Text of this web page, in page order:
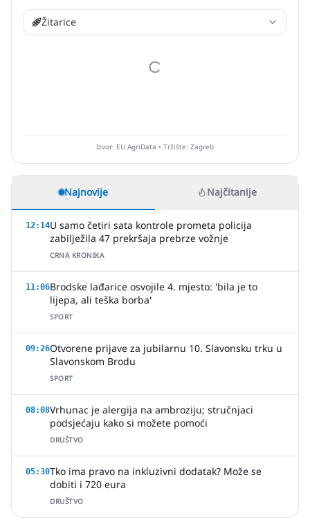
Žitarice
Izvor: EU AgriData • Tržište: Zagreb
Najnovije Najčitanije
12:14U samo četiri sata kontrole prometa policija
zabilježila 47 prekršaja prebrze vožnje
CRNA KRONIKA
11:06Brodske lađarice osvojile 4. mjesto: 'bila je to
lijepa, ali teška borba'
SPORT
09:26Otvorene prijave za jubilarnu 10. Slavonsku trku u
Slavonskom Brodu
SPORT
08:08Vrhunac je alergija na ambroziju; stručnjaci
podsjećaju kako si možete pomoći
DRUŠTVO
05:30Tko ima pravo na inkluzivni dodatak? Može se
dobiti i 720 eura
DRUŠTVO